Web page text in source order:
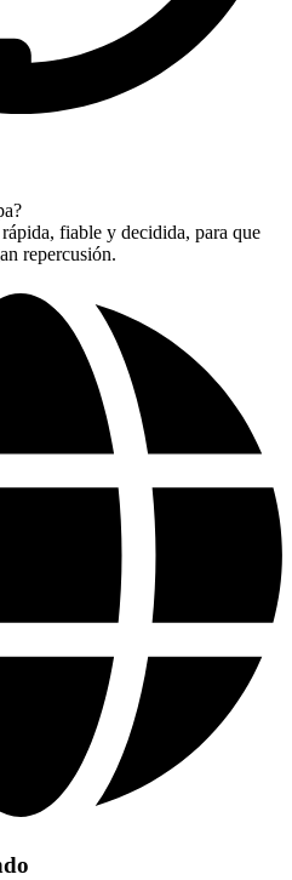
fiable y decidida, para que
repercusión.